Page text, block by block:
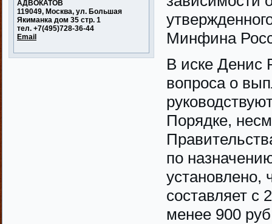
АДВОКАТОВ
119049, Москва, ул. Большая
Якиманка дом 35 стр. 1
тел. +7(495)728-36-44
Email
Минфина
В иске Денис
вопроса о
Порядке,
по
установлено,
составляет с
менее 900